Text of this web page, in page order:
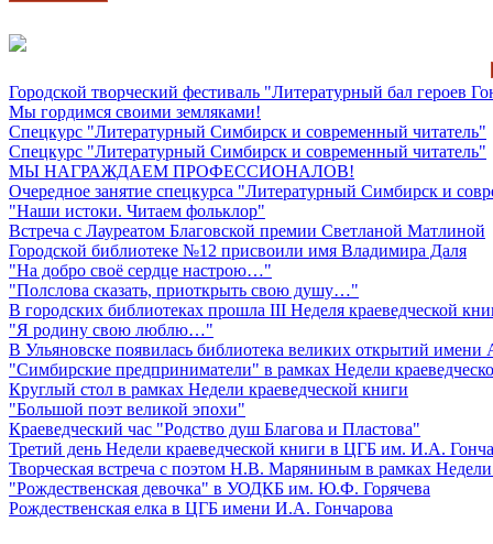
Городской творческий фестиваль "Литературный бал героев
Мы гордимся своими земляками!
Спецкурс "Литературный Симбирск и современный читатель"
Спецкурс "Литературный Симбирск и современный читатель"
МЫ НАГРАЖДАЕМ ПРОФЕССИОНАЛОВ!
Очередное занятие спецкурса "Литературный Симбирск и
"Наши истоки. Читаем фольклор"
Встреча с Лауреатом Благовской премии Светланой Матлиной
Городской библиотеке №12 присвоили имя Владимира Даля
"На добро своё сердце настрою…"
"Полслова сказать, приоткрыть свою душу…"
В городских библиотеках прошла III Неделя краеведческой
"Я родину свою люблю…"
В Ульяновске появилась библиотека великих открытий
"Симбирские предприниматели" в рамках Недели
Круглый стол в рамках Недели краеведческой книги
"Большой поэт великой эпохи"
Краеведческий час "Родство душ Благова и Пластова"
Третий день Недели краеведческой книги в ЦГБ им. И.А.
Творческая встреча с поэтом Н.В. Маряниным в рамках Недели
"Рождественская девочка" в УОДКБ им. Ю.Ф. Горячева
Рождественская елка в ЦГБ имени И.А. Гончарова